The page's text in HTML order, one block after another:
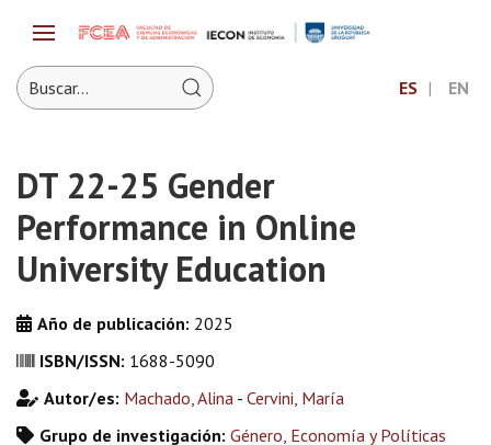
ES EN
DT 22-25 Gender
Performance in Online
University Education
Año de publicación: 2025
ISBN/ISSN: 1688-5090
Autor/es: Machado, Alina - Cervini, María
Grupo de investigación: Género, Economía y Políticas